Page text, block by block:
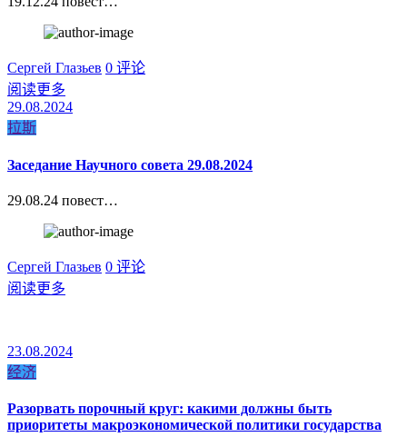
Сергей Глазьев 0 评论
阅读更多
29.08.2024
拉斯
Заседание Научного совета 29.08.2024
29.08.24 повест…
Сергей Глазьев 0 评论
阅读更多
23.08.2024
经济
Разорвать порочный круг: какими должны быть
приоритеты макроэкономической политики государства